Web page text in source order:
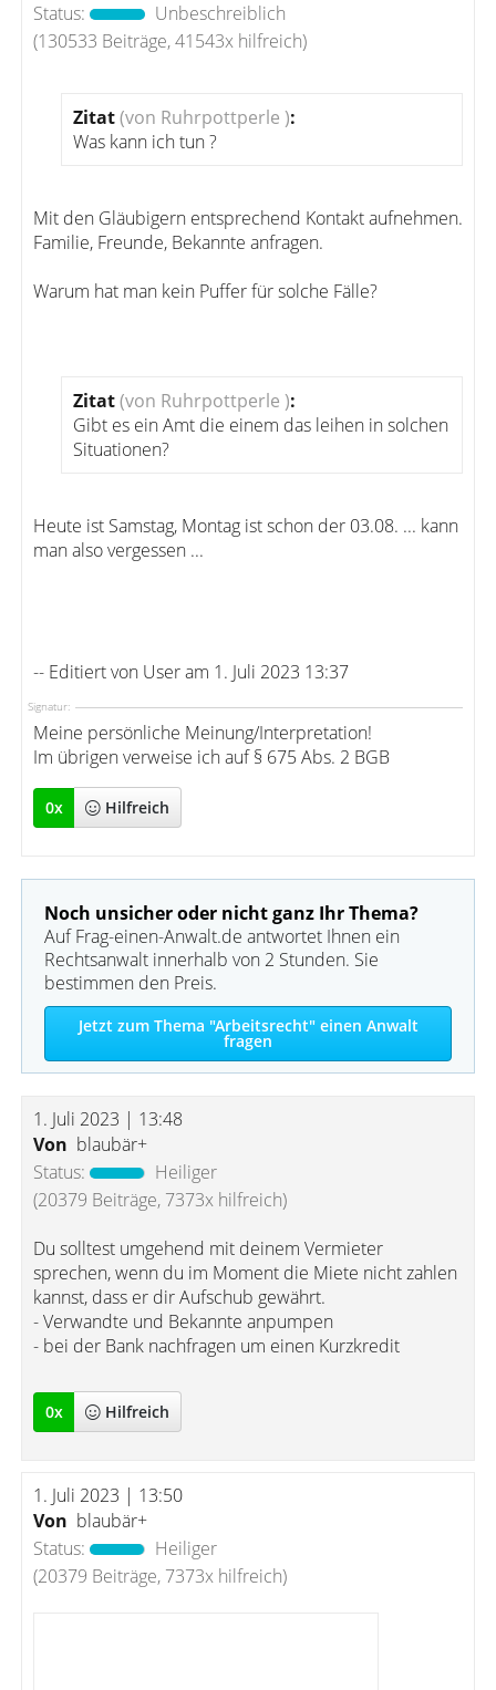
Status:
Unbeschreiblich
(130533 Beiträge, 41543x hilfreich)
Zitat(von Ruhrpottperle ):
Was kann ich tun ?
Mit den Gläubigern entsprechend Kontakt aufnehmen.
Familie, Freunde, Bekannte anfragen.
Warum hat man kein Puffer für solche Fälle?
Zitat(von Ruhrpottperle ):
Gibt es ein Amt die einem das leihen in solchen
Situationen?
Heute ist Samstag, Montag ist schon der 03.08. ... kann
man also vergessen ...
-- Editiert von User am 1. Juli 2023 13:37
Signatur:
Meine persönliche Meinung/Interpretation!
Im übrigen verweise ich auf § 675 Abs. 2 BGB
0x Hilfreich
Noch unsicher oder nicht ganz Ihr Thema?
Auf Frag-einen-Anwalt.de antwortet Ihnen ein
Rechtsanwalt innerhalb von 2 Stunden. Sie
bestimmen den Preis.
Jetzt zum Thema "Arbeitsrecht" einen Anwalt
fragen
1. Juli 2023 | 13:48
Von blaubär+
Status:
Heiliger
(20379 Beiträge, 7373x hilfreich)
Du solltest umgehend mit deinem Vermieter
sprechen, wenn du im Moment die Miete nicht zahlen
kannst, dass er dir Aufschub gewährt.
- Verwandte und Bekannte anpumpen
- bei der Bank nachfragen um einen Kurzkredit
0x Hilfreich
1. Juli 2023 | 13:50
Von blaubär+
Status:
Heiliger
(20379 Beiträge, 7373x hilfreich)